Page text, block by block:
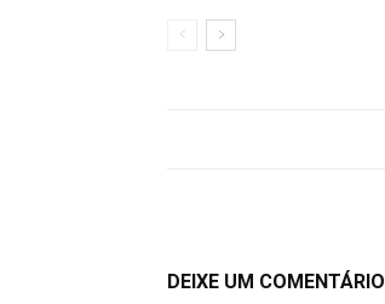
DEIXE UM COMENTÁRIO